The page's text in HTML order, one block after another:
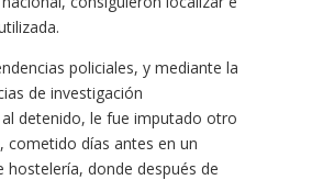
policiales, y mediante la
de investigación
detenido, le fue imputado otro
cometido días antes en un
hostelería, donde después de